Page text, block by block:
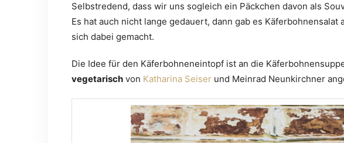
Selbstredend, dass wir uns sogleich ein Päckchen davon als
Es hat auch nicht lange gedauert, dann gab es
sich dabei gemacht.
Die Idee für den Käferbohneneintopf ist an die
vegetarisch von Katharina Seiser und Meinrad Neunkirchner